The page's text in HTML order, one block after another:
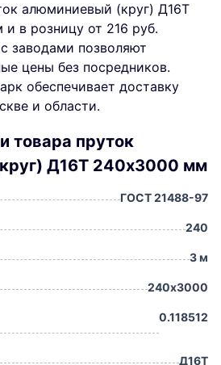
алюминиевый (круг) Д16Т
в розницу от 216 руб.
заводами позволяют
цены без посредников.
обеспечивает доставку
и области.
товара пруток
Д16Т 240х3000 мм
ГОСТ 21488-97
240
3 м
240х3000
0.118512
Д16Т